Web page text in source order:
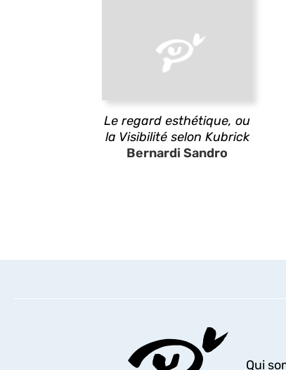
Le regard esthétique, ou
la Visibilité selon Kubrick
Bernardi Sandro
Qui